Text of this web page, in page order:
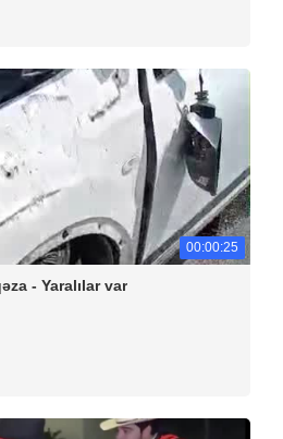
00:00:25
- Yaralılar var